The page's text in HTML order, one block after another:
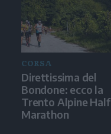
CORSA
Direttissima del
Bondone: ecco la
Trento Alpine Half
Marathon